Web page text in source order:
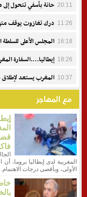
20:11 حانة بأسفي تتحول
11:26 درك تغازوت يوقف
16:18 المجلس الأعلى للسلطة
18:26 إيطاليا….السفارة
10:37 المغرب يستعد
من 15 يوليوز.. تصميم حديث ومعايير أمنية متطورة
مع المهاجر
المغربية لدى إيطاليا بروما،
الأولى، وبأقصى درجات